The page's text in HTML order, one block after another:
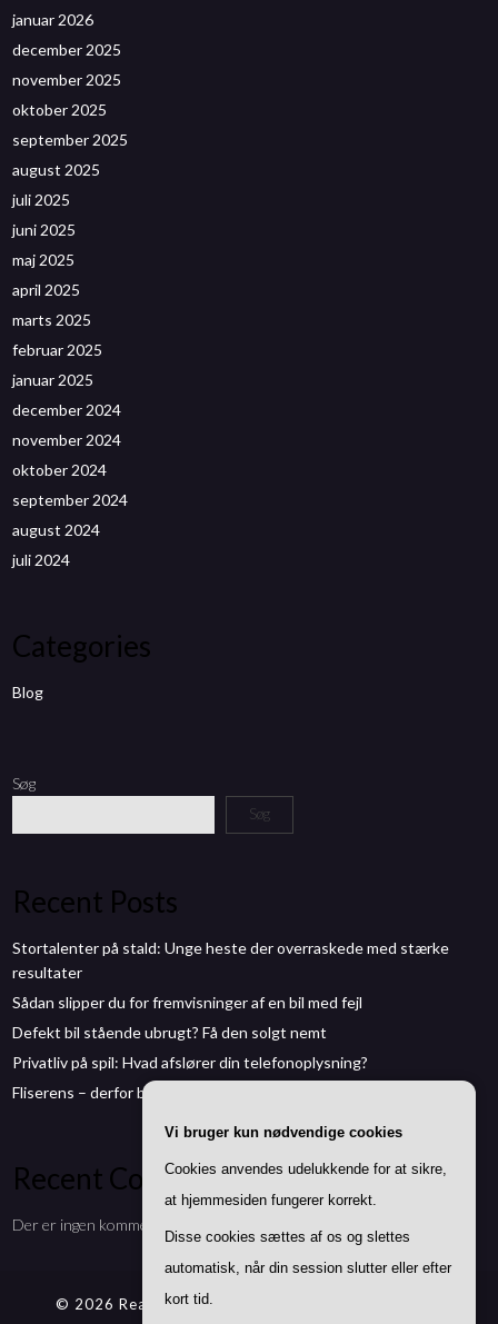
januar 2026
december 2025
november 2025
oktober 2025
september 2025
august 2025
juli 2025
juni 2025
maj 2025
april 2025
marts 2025
februar 2025
januar 2025
december 2024
november 2024
oktober 2024
september 2024
august 2024
juli 2024
Categories
Blog
Søg
Søg
Recent Posts
Stortalenter på stald: Unge heste der overraskede med stærke
resultater
Sådan slipper du for fremvisninger af en bil med fejl
Defekt bil stående ubrugt? Få den solgt nemt
Privatliv på spil: Hvad afslører din telefonoplysning?
Fliserens – derfor bør du give terrassen en forårskur
Recent Comments
Der er ingen kommentarer at vise.
© 2026 Reallifetests.dk
Vi bruger kun nødvendige cookies
Cookies anvendes udelukkende for at sikre,
at hjemmesiden fungerer korrekt.
Disse cookies sættes af os og slettes
automatisk, når din session slutter eller efter
kort tid.